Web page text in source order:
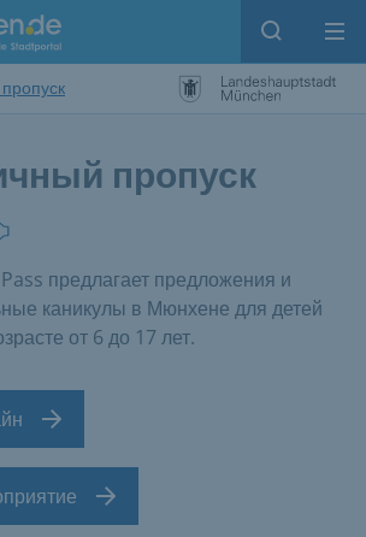
Open
пропуск
предлагает предложения и
каникулы в Мюнхене для детей
от 6 до 17 лет.